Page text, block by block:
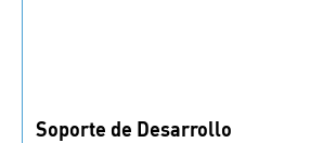
Soporte de Desarrollo